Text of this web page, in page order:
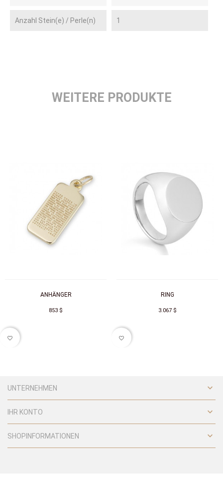
Anzahl Stein(e) / Perle(n) 1
WEITERE PRODUKTE
ANHÄNGER
853 $
favorite_border
RING
3.067 $
favorite_border
UNTERNEHMEN 
IHR KONTO 
SHOPINFORMATIONEN 